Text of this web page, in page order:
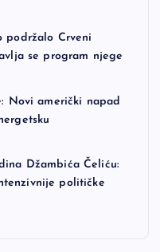
podržalo Crveni
se program njege
Novi američki napad
Džambića Čeliću:
političke